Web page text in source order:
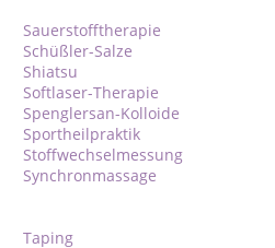
Sauerstofftherapie
Schüßler-Salze
Shiatsu
Softlaser-Therapie
Spenglersan-Kolloide
Sportheilpraktik
Stoffwechselmessung
Synchronmassage
Taping